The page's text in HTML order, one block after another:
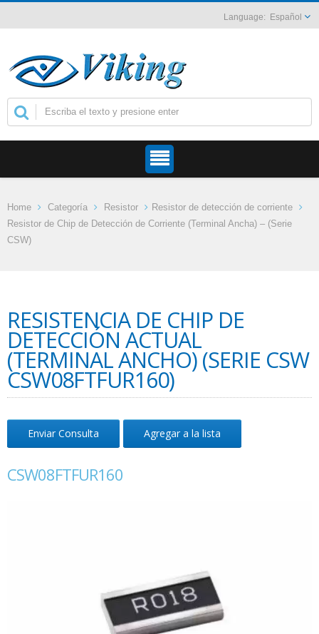
Español
Home Categoría Resistor
Resistor de detección de corriente
Resistor de Chip de Detección de Corriente (Terminal Ancha) – (Serie
CSW)
RESISTENCIA DE CHIP DE
DETECCIÓN ACTUAL
(TERMINAL ANCHO) (SERIE CSW
CSW08FTFUR160)
Enviar Consulta Agregar a la lista
CSW08FTFUR160